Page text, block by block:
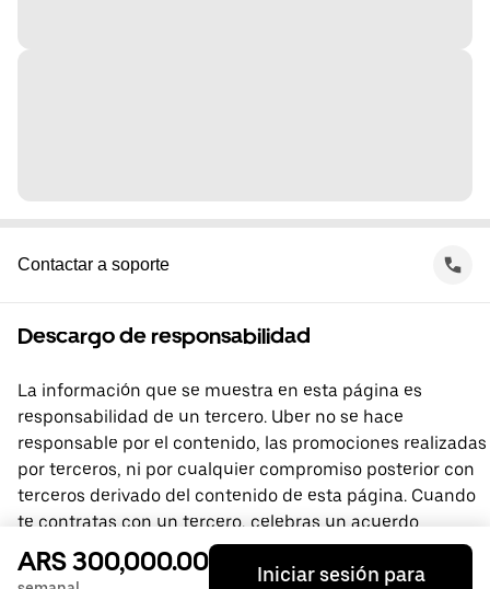
Contactar a soporte
Descargo de responsabilidad
La información que se muestra en esta página es
responsabilidad de un tercero. Uber no se hace
responsable por el contenido, las promociones realizadas
por terceros, ni por cualquier compromiso posterior con
terceros derivado del contenido de esta página. Cuando
te contratas con un tercero, celebras un acuerdo
directamente con él, del que Uber no forma parte. Si
tienes preguntas, comunícate directamente con el
ARS 300,000.00 Iniciar sesión para